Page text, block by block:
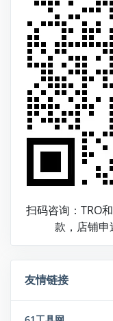
扫码咨询：TRO
款，店铺
友情链接